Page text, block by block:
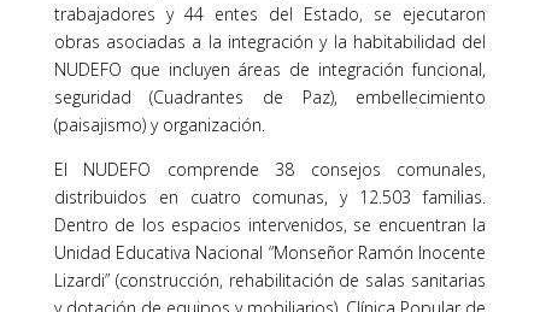
trabajadores y 44 entes del Estado, se ejecutaron
obras asociadas a la integración y la habitabilidad del
NUDEFO que incluyen áreas de integración funcional,
seguridad (Cuadrantes de Paz), embellecimiento
(paisajismo) y organización.
El NUDEFO comprende 38 consejos comunales,
distribuidos en cuatro comunas, y 12.503 familias.
Dentro de los espacios intervenidos, se encuentran la
Unidad Educativa Nacional “Monseñor Ramón Inocente
Lizardi” (construcción, rehabilitación de salas sanitarias